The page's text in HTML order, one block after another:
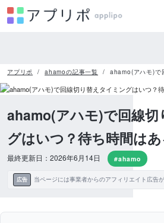
アプリポ ahamoの記事一覧 ahamo(アハモ)で
ahamo(アハモ)で回線切
グはいつ？待ち時間はあ
最終更新日：2026年6月14日 #ahamo
広告 当ページには事業者からのアフィリエイト広告